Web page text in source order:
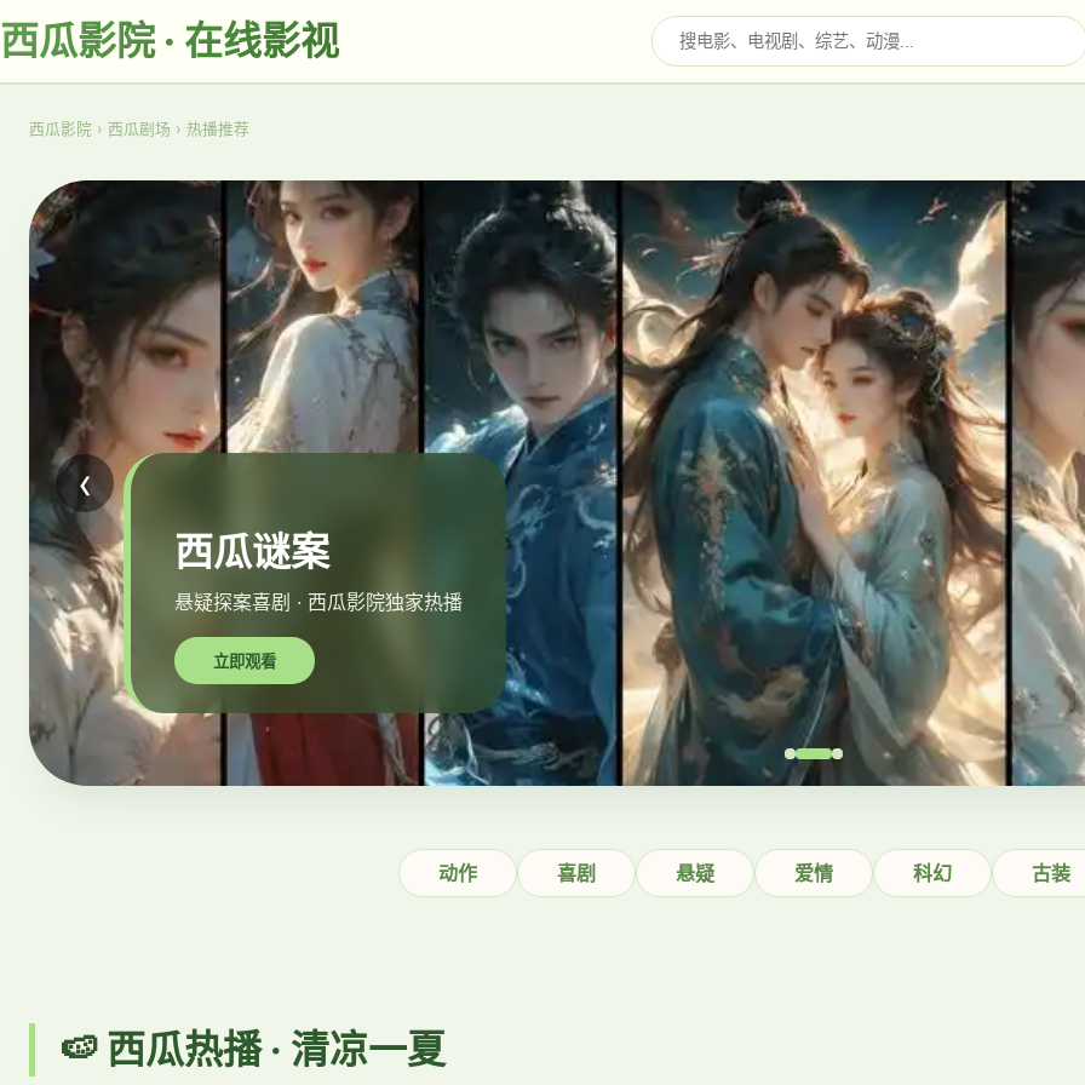
西瓜影院 · 在线影视
西瓜影院 › 西瓜剧场 › 热播推荐
西瓜谜案
悬疑探案喜剧 · 西瓜影院独家热播
立即观看
‹
动作 喜剧 悬疑 爱情 科幻 古装
🍉 西瓜热播 · 清凉一夏